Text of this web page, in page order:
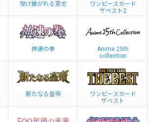
受け継がれる意志
ワンピースカード
ザベスト2
神速の拳
Anime 25th
collection
新たなる皇帝
ワンピースカード
ザベスト